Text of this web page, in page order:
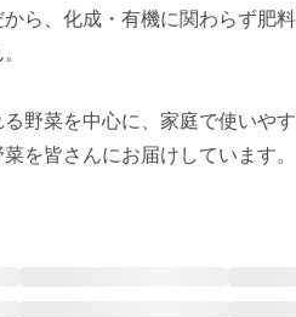
ら、化成・有機に関わらず肥
野菜を中心に、家庭で使いや
を皆さんにお届けしています。